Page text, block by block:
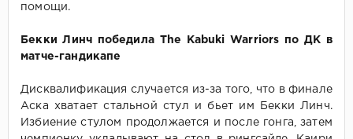
помощи.
Бекки Линч победила The Kabuki Warriors по ДК в
матче-гандикапе
Дисквалификация случается из-за того, что в финале
Аска хватает стальной стул и бьет им Бекки Линч.
Избиение стулом продолжается и после гонга, затем